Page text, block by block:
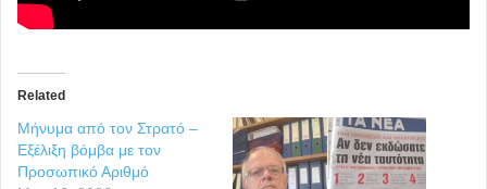
Related
Μήνυμα από τον Στρατό –
Εξέλιξη βόμβα με τον
Προσωπικό Αριθμό